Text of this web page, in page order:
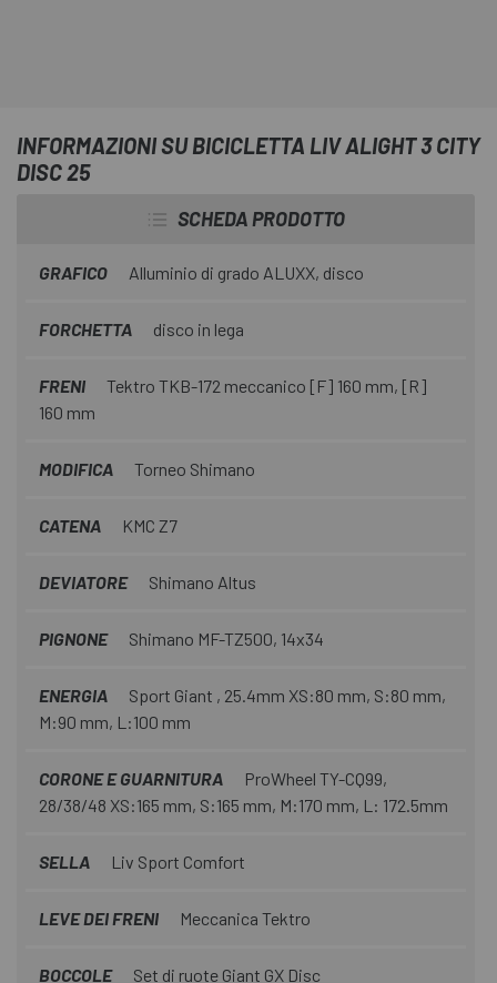
INFORMAZIONI SU BICICLETTA LIV ALIGHT 3 CITY
DISC 25
SCHEDA PRODOTTO
GRAFICO Alluminio di grado ALUXX, disco
FORCHETTA disco in lega
FRENI
Tektro TKB-172 meccanico [F] 160 mm, [R]
160 mm
MODIFICA Torneo Shimano
CATENA KMC Z7
DEVIATORE Shimano Altus
PIGNONE Shimano MF-TZ500, 14x34
ENERGIA
Sport Giant , 25.4mm XS:80 mm, S:80 mm,
M:90 mm, L:100 mm
CORONE E GUARNITURA
ProWheel TY-CQ99,
28/38/48 XS:165 mm, S:165 mm, M:170 mm, L: 172.5mm
SELLA Liv Sport Comfort
LEVE DEI FRENI Meccanica Tektro
BOCCOLE Set di ruote Giant GX Disc